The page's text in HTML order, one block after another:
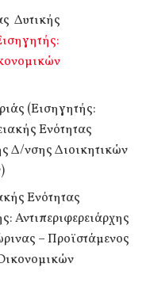
Δυτικής
(Εισηγητής:
Ενότητας
Δ/νσης Διοικητικών
Ενότητας
Αντιπεριφερειάρχης
– Προϊστάμενος